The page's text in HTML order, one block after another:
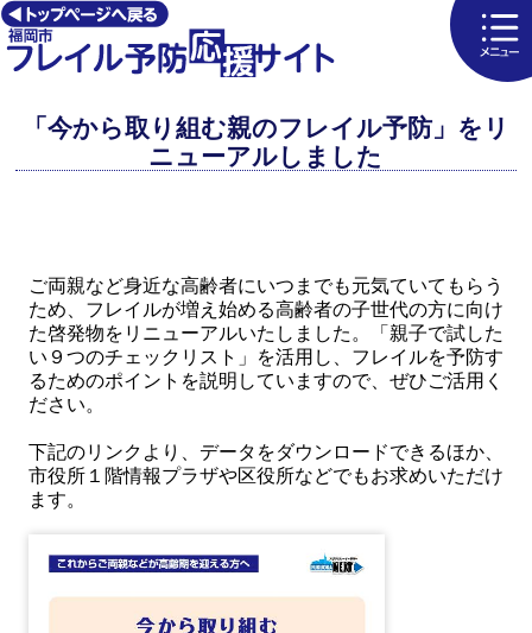
「今から取り組む親のフレイル予防」をリ
ニューアルしました
ご両親など身近な高齢者にいつまでも元気ていてもらう
ため、フレイルが増え始める高齢者の子世代の方に向け
た啓発物をリニューアルいたしました。「親子で試した
い９つのチェックリスト」を活用し、フレイルを予防す
るためのポイントを説明していますので、ぜひご活用く
ださい。
下記のリンクより、データをダウンロードできるほか、
市役所１階情報プラザや区役所などでもお求めいただけ
ます。